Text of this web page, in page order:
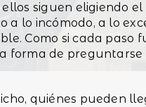
siguen eligiendo el
a lo incómodo, a lo
Como si cada paso
forma de preguntarse
quiénes pueden